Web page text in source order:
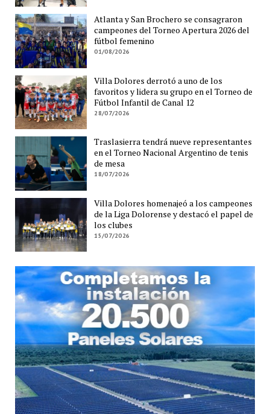
Atlanta y San Brochero se consagraron
campeones del Torneo Apertura 2026 del
fútbol femenino
01/08/2026
Villa Dolores derrotó a uno de los
favoritos y lidera su grupo en el Torneo de
Fútbol Infantil de Canal 12
28/07/2026
Traslasierra tendrá nueve representantes
en el Torneo Nacional Argentino de tenis
de mesa
18/07/2026
Villa Dolores homenajeó a los campeones
de la Liga Dolorense y destacó el papel de
los clubes
15/07/2026